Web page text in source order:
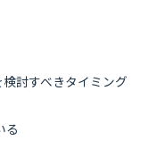
討すべきタイミング
る